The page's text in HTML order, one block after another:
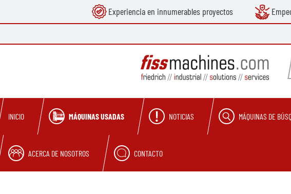
Saltar a la navegación principalExperiencia en innumerables proyectos
INICIO MÁQUINAS USADAS NOTICIAS MÁQUINAS DE
ACERCA DE NOSOTROS CONTACTO